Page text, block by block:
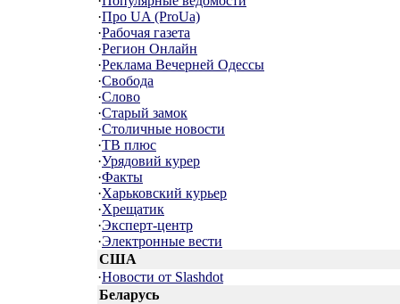
·Про UA (ProUa)
·Рабочая газета
·Регион Онлайн
·Реклама Вечерней Одессы
·Свобода
·Слово
·Старый замок
·Столичные новости
·ТВ плюс
·Урядовий курер
·Факты
·Харьковский курьер
·Хрещатик
·Эксперт-центр
·Электронные вести
США
·Новости от Slashdot
Беларусь